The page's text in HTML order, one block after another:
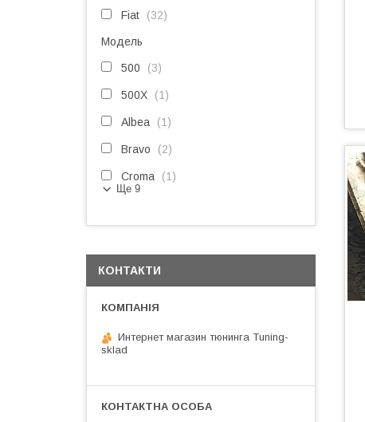
Fiat 32
Модель
500 3
500X 1
Albea 1
Bravo 2
Croma 1
Ще 9
КОНТАКТИ
Интернет магазин тюнинга Tuning-
sklad